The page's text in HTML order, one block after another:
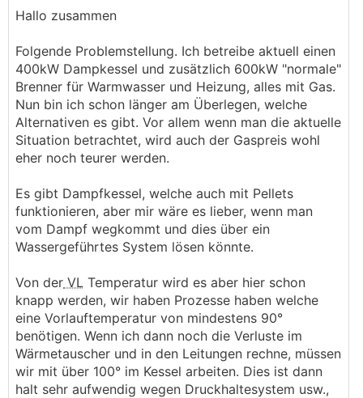
Hallo zusammen
Folgende Problemstellung. Ich betreibe aktuell einen
400kW Dampkessel und zusätzlich 600kW "normale"
Brenner für Warmwasser und Heizung, alles mit Gas.
Nun bin ich schon länger am Überlegen, welche
Alternativen es gibt. Vor allem wenn man die aktuelle
Situation betrachtet, wird auch der Gaspreis wohl
eher noch teurer werden.
Es gibt Dampfkessel, welche auch mit Pellets
funktionieren, aber mir wäre es lieber, wenn man
vom Dampf wegkommt und dies über ein
Wassergeführtes System lösen könnte.
Von der VL Temperatur wird es aber hier schon
knapp werden, wir haben Prozesse haben welche
eine Vorlauftemperatur von mindestens 90°
benötigen. Wenn ich dann noch die Verluste im
Wärmetauscher und in den Leitungen rechne, müssen
wir mit über 100° im Kessel arbeiten. Dies ist dann
halt sehr aufwendig wegen Druckhaltesystem usw.,